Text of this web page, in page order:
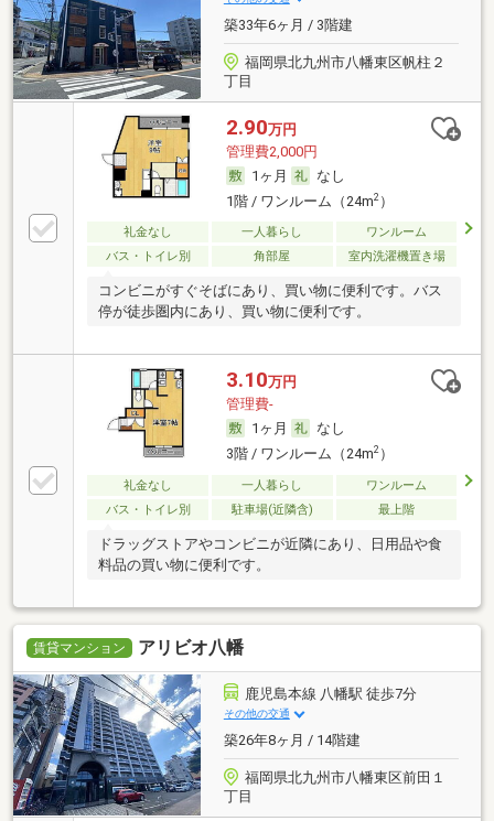
築33年6ヶ月 / 3階建
福岡県北九州市八幡東区帆柱２
丁目
2.90万円
管理費2,000円
1ヶ月
なし
1階 / ワンルーム（24m2）
礼金なし 一人暮らし
ワンルーム
バス・トイレ別
角部屋 室内洗濯機置き場
コンビニがすぐそばにあり、買い物に便利です。バス
停が徒歩圏内にあり、買い物に便利です。
3.10万円
管理費-
1ヶ月
なし
3階 / ワンルーム（24m2）
礼金なし 一人暮らし
ワンルーム
バス・トイレ別
駐車場(近隣含) 最上階
ドラッグストアやコンビニが近隣にあり、日用品や食
料品の買い物に便利です。
賃貸マンション アリビオ八幡
鹿児島本線 八幡駅 徒歩7分
その他の交通
築26年8ヶ月 / 14階建
福岡県北九州市八幡東区前田１
丁目